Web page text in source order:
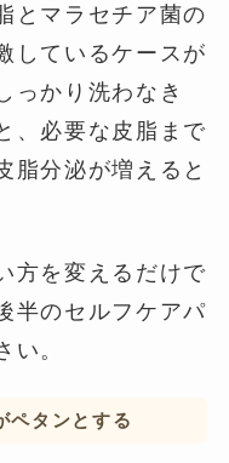
とマラセチア菌の
しているケースが
っかり洗わなき
、必要な皮脂まで
脂分泌が増えると
方を変えるだけで
半のセルフケアパ
い。
タンとする